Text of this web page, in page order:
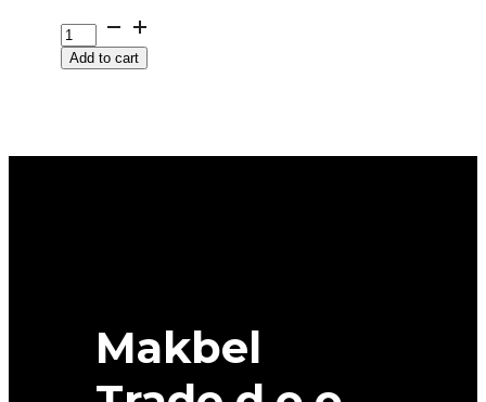
215/70
R
15C
Add to cart
Makbel